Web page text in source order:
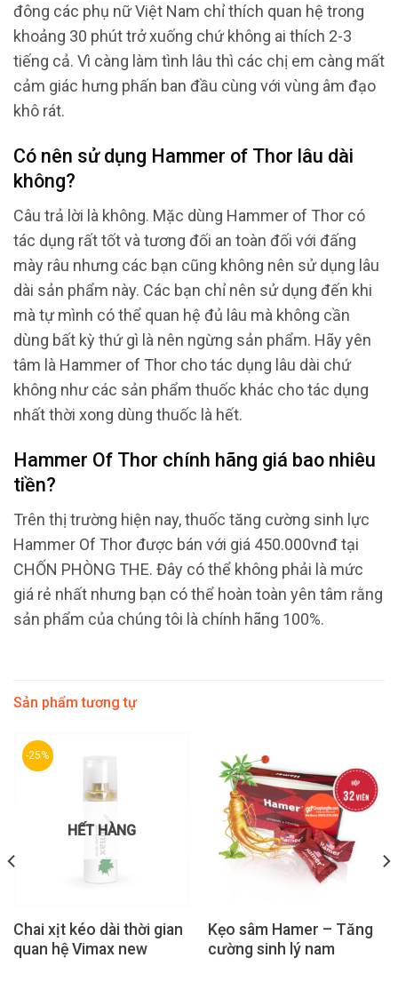
đông các phụ nữ Việt Nam chỉ thích quan hệ trong
khoảng 30 phút trở xuống chứ không ai thích 2-3
tiếng cả. Vì càng làm tình lâu thì các chị em càng mất
cảm giác hưng phấn ban đầu cùng với vùng âm đạo
khô rát.
Có nên sử dụng Hammer of Thor lâu dài
không?
Câu trả lời là không. Mặc dùng Hammer of Thor có
tác dụng rất tốt và tương đối an toàn đối với đấng
mày râu nhưng các bạn cũng không nên sử dụng lâu
dài sản phẩm này. Các bạn chỉ nên sử dụng đến khi
mà tự mình có thể quan hệ đủ lâu mà không cần
dùng bất kỳ thứ gì là nên ngừng sản phẩm. Hãy yên
tâm là Hammer of Thor cho tác dụng lâu dài chứ
không như các sản phẩm thuốc khác cho tác dụng
nhất thời xong dùng thuốc là hết.
Hammer Of Thor chính hãng giá bao nhiêu
tiền?
Trên thị trường hiện nay, thuốc tăng cường sinh lực
Hammer Of Thor được bán với giá 450.000vnđ tại
CHỐN PHÒNG THE. Đây có thể không phải là mức
giá rẻ nhất nhưng bạn có thể hoàn toàn yên tâm rằng
sản phẩm của chúng tôi là chính hãng 100%.
Sản phẩm tương tự
-25%
HẾT HÀNG
Chai xịt kéo dài thời gian
quan hệ Vimax new
Kẹo sâm Hamer – Tăng
cường sinh lý nam